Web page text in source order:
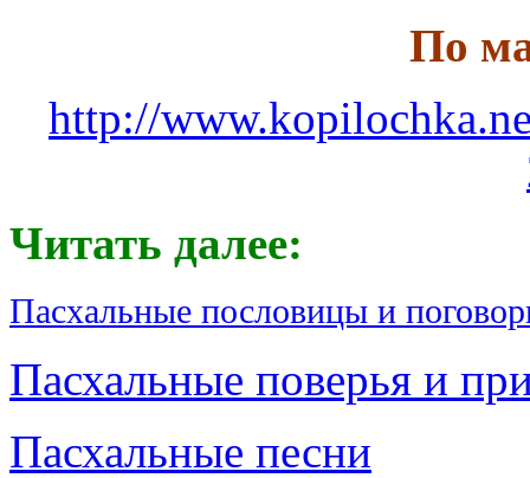
По
http://
Читать далее:
Пасхальные пословицы и
Пасхальные поверья и
Пасхальные песни